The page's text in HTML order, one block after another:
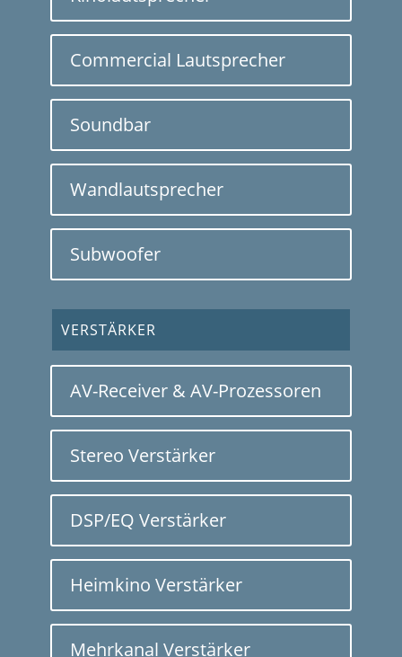
Commercial Lautsprecher
Soundbar
Wandlautsprecher
Subwoofer
VERSTÄRKER
AV-Receiver & AV-Prozessoren
Stereo Verstärker
DSP/EQ Verstärker
Heimkino Verstärker
Mehrkanal Verstärker